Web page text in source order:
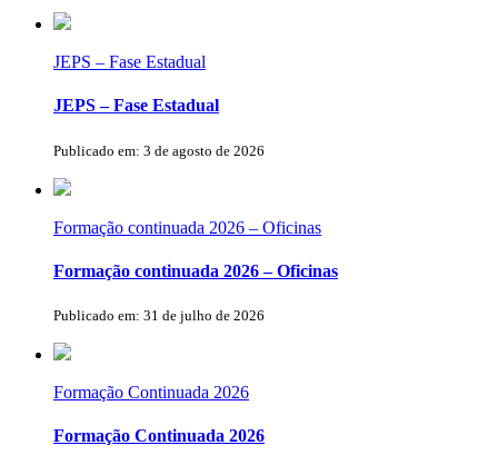
JEPS – Fase Estadual
JEPS – Fase Estadual
Publicado em: 3 de agosto de 2026
Formação continuada 2026 – Oficinas
Formação continuada 2026 – Oficinas
Publicado em: 31 de julho de 2026
Formação Continuada 2026
Formação Continuada 2026